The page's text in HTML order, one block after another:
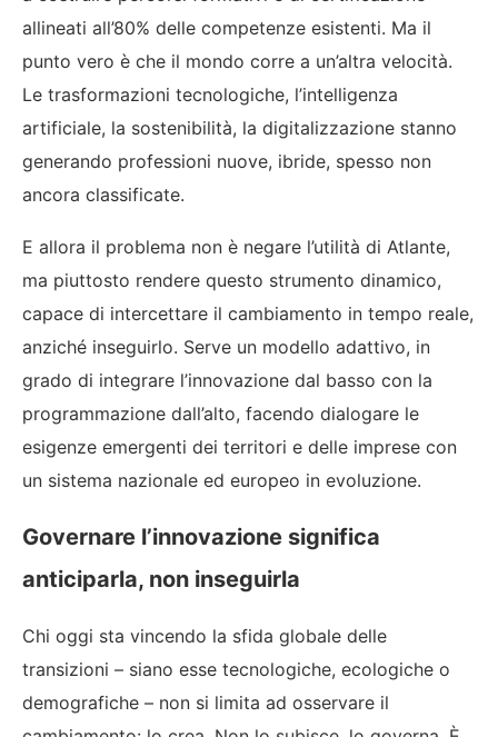
allineati all’80% delle competenze esistenti. Ma il
punto vero è che il mondo corre a un’altra velocità.
Le trasformazioni tecnologiche, l’intelligenza
artificiale, la sostenibilità, la digitalizzazione stanno
generando professioni nuove, ibride, spesso non
ancora classificate.
E allora il problema non è negare l’utilità di Atlante,
ma piuttosto rendere questo strumento dinamico,
capace di intercettare il cambiamento in tempo reale,
anziché inseguirlo. Serve un modello adattivo, in
grado di integrare l’innovazione dal basso con la
programmazione dall’alto, facendo dialogare le
esigenze emergenti dei territori e delle imprese con
un sistema nazionale ed europeo in evoluzione.
Governare l’innovazione significa
anticiparla, non inseguirla
Chi oggi sta vincendo la sfida globale delle
transizioni – siano esse tecnologiche, ecologiche o
demografiche – non si limita ad osservare il